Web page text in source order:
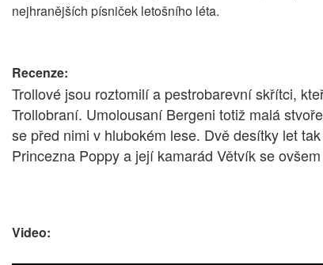
nejhranějších písniček letošního léta.
Recenze:
Trollové jsou roztomilí a pestrobarevní skřítci,
Trollobraní. Umolousaní Bergeni totiž malá
se před nimi v hlubokém lese. Dvě desítky let
Princezna Poppy a její kamarád Větvík se
Video: